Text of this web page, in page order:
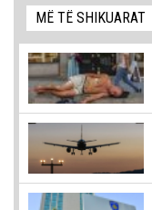
MË TË SHIKUARAT